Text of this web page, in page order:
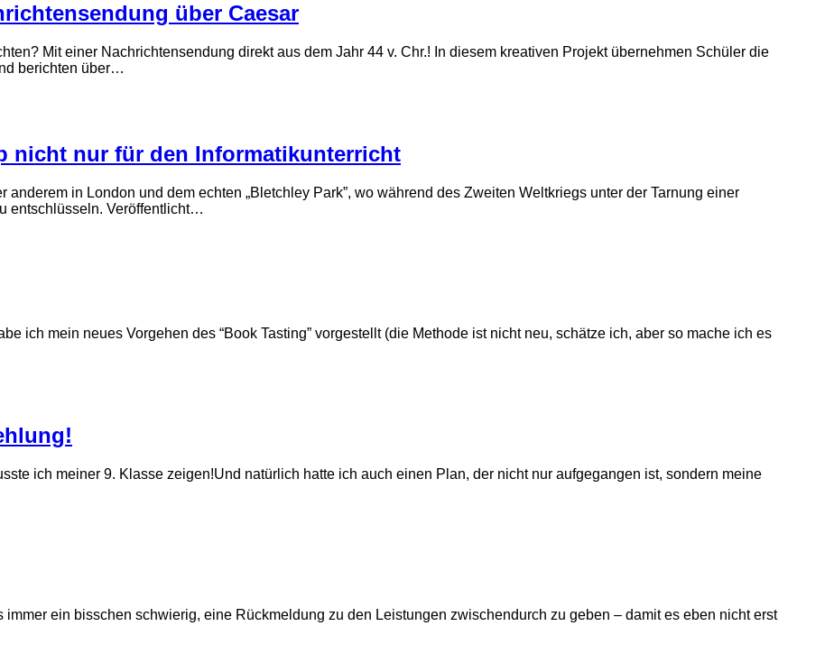
über Caesar
Mit einer Nachrichtensendung direkt aus dem Jahr 44 v. Chr.! In diesem kreativen Projekt übernehmen Schüler die
berichten über…
nicht nur für den Informatikunterricht
anderem in London und dem echten „Bletchley Park”, wo während des Zweiten Weltkriegs unter der Tarnung einer
entschlüsseln. Veröffentlicht…
ich mein neues Vorgehen des “Book Tasting” vorgestellt (die Methode ist nicht neu, schätze ich, aber so mache ich es
ich meiner 9. Klasse zeigen!Und natürlich hatte ich auch einen Plan, der nicht nur aufgegangen ist, sondern meine
immer ein bisschen schwierig, eine Rückmeldung zu den Leistungen zwischendurch zu geben – damit es eben nicht erst